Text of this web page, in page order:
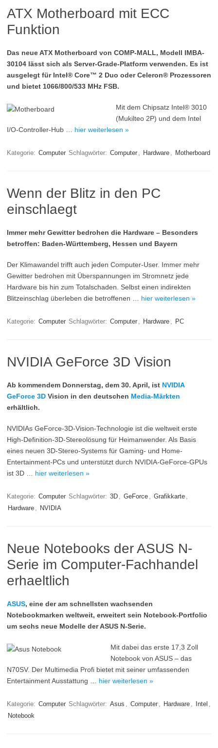
ATX Motherboard mit ECC
Funktion
Das neue ATX Motherboard von COMP-MALL, Modell IMBA-
30104 lässt sich als Server-Grade-Platform verwenden. Es ist
ausgelegt für Intel® Core™ 2 Duo oder Celeron® Prozessoren
und bietet 1066/800/533 MHz FSB.
Mit dem Chipsatz Intel® 3010
(Mukilteo 2P) und dem Intel
I/O-Controller-Hub … hier weiterlesen »
Kategorie: Computer Schlagwörter: Computer , Hardware , Motherboard
Wenn der Blitz in den PC
einschlaegt
Immer mehr Gewitter bedrohen die Hardware – Besonders
betroffen: Baden-Württemberg, Hessen und Bayern
Der Klimawandel trifft auch jeden Computer-User. Immer mehr
Gewitter bedrohen mit Überspannungen im Stromnetz jede
Hardware bis hin zum Totalschaden. Selbst einen indirekten
Blitzeinschlag überleben die betroffenen … hier weiterlesen »
Kategorie: Computer Schlagwörter: Computer , Hardware , PC
NVIDIA GeForce 3D Vision
Ab kommendem Donnerstag, dem 30. April, ist NVIDIA
GeForce 3D Vision in den deutschen Media-Märkten
erhältlich.
NVIDIAs GeForce-3D-Vision-Technologie ist die weltweit erste
High-Definition-3D-Stereolösung für Heimanwender. Als Basis
eines neuen 3D-Stereo-Systems für Gaming- und Home-
Entertainment-PCs und unterstützt durch NVIDIA-GeForce-GPUs
ist 3D … hier weiterlesen »
Kategorie: Computer Schlagwörter: 3D , GeForce , Grafikkarte ,
Hardware , NVIDIA
Neue Notebooks der ASUS N-
Serie im Computer-Fachhandel
erhaeltlich
ASUS, eine der am schnellsten wachsenden
Notebookmarken weltweit, erweitert sein Notebook-Portfolio
um sechs neue Modelle der ASUS N-Serie.
Mit dabei das erste 17,3 Zoll
Notebook von ASUS – das
N70SV. Der Multimedia Profi bietet mit seiner umfassenden
Entertainment Ausstattung … hier weiterlesen »
Kategorie: Computer Schlagwörter: Asus , Computer , Hardware , Intel ,
Notebook